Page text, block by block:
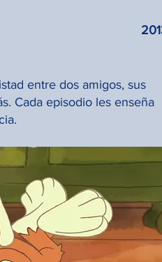
entre dos amigos, sus
Cada episodio les enseña